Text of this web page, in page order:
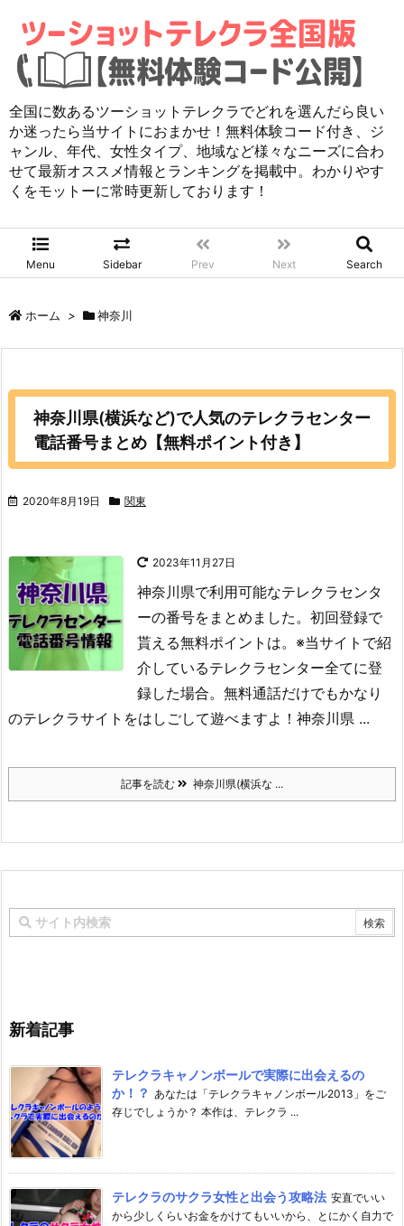
全国に数あるツーショットテレクラでどれを選んだら良い
か迷ったら当サイトにおまかせ！無料体験コード付き、ジ
ャンル、年代、女性タイプ、地域など様々なニーズに合わ
せて最新オススメ情報とランキングを掲載中。わかりやす
くをモットーに常時更新しております！
Menu Sidebar Prev Next Search
ホーム > 神奈川
神奈川県(横浜など)で人気のテレクラセンター
電話番号まとめ【無料ポイント付き】
2020年8月19日 関東
2023年11月27日
神奈川県で利用可能なテレクラセンタ
ーの番号をまとめました。初回登録で
貰える無料ポイントは。※当サイトで紹
介しているテレクラセンター全てに登
録した場合。 無料通話だけでもかなり
のテレクラサイトをはしごして遊べますよ！神奈川県 ...
記事を読む 神奈川県(横浜な ...
新着記事
テレクラキャノンボールで実際に出会えるの
か！？ あなたは「テレクラキャノンボール2013」をご
存じでしょうか？ 本作は、テレクラ ...
テレクラのサクラ女性と出会う攻略法 安直でいい
から少しくらいお金をかけてもいいから、とにかく自力で